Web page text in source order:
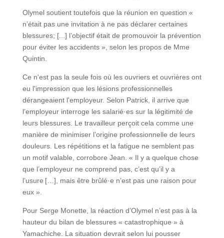
Olymel soutient toutefois que la réunion en question «
n’était pas une invitation à ne pas déclarer certaines
blessures; [...] l’objectif était de promouvoir la prévention
pour éviter les accidents », selon les propos de Mme
Quintin.
Ce n'est pas la seule fois où les ouvriers et ouvrières ont
eu l'impression que les lésions professionnelles
dérangeaient l'employeur. Selon Patrick, il arrive que
l’employeur interroge les salarié·es sur la légitimité de
leurs blessures. Le travailleur perçoit cela comme une
manière de minimiser l’origine professionnelle de leurs
douleurs. Les répétitions et la fatigue ne semblent pas
un motif valable, corrobore Jean. « Il y a quelque chose
que l’employeur ne comprend pas, c’est qu’il y a
l’usure […], mais être brûlé·e n’est pas une raison pour
eux ».
Pour Serge Monette, la réaction d’Olymel n’est pas à la
hauteur du bilan de blessures « catastrophique » à
Yamachiche. La situation devrait selon lui pousser